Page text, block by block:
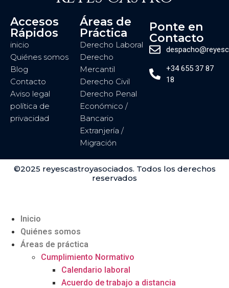
Accesos
Rápidos
inicio
Quiénes somos
Blog
Contacto
Aviso legal
política de
privacidad
Áreas de
Práctica
Derecho Laboral
Derecho
Mercantil
Derecho Civil
Derecho Penal
Económico /
Bancario
Extranjería /
Migración
Ponte en
Contacto
+34 655 37 87
18
©2025 reyescastroyasociados. Todos los derechos
reservados
Inicio
Quiénes somos
Áreas de práctica
Cumplimiento Normativo
Calendario laboral
Acuerdo de trabajo a distancia